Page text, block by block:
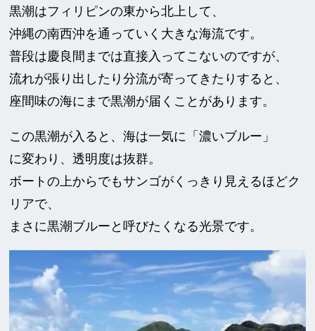
黒潮はフィリピンの東から北上して、
沖縄の南西沖を通っていく大きな海流です。
普段は慶良間までは直接入ってこないのですが、
流れが張り出したり分流が寄ってきたりすると、
座間味の海にまで黒潮が届くことがあります。
この黒潮が入ると、海は一気に「濃いブルー」
に変わり、透明度は抜群。
ボートの上からでもサンゴがくっきり見えるほどク
リアで、
まさに黒潮ブルーと呼びたくなる光景です。